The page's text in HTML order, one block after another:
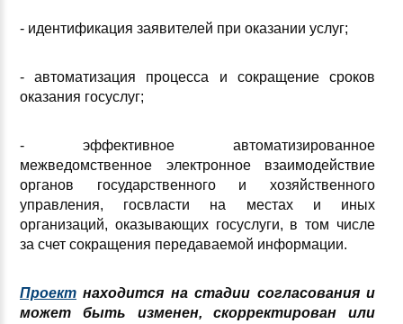
- идентификация заявителей при оказании услуг;
- автоматизация процесса и сокращение сроков
оказания госуслуг;
- эффективное автоматизированное
межведомственное электронное взаимодействие
органов государственного и хозяйственного
управления, госвласти на местах и иных
организаций, оказывающих госуслуги, в том числе
за счет сокращения передаваемой информации.
Проект находится на стадии согласования и
может быть изменен, скорректирован или